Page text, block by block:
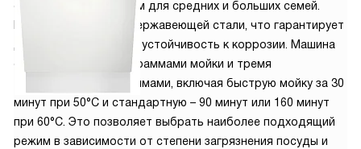
оптимальным выбором для средних и больших семей.
Корпус выполнен из нержавеющей стали, что гарантирует
долгий срок службы и устойчивость к коррозии. Машина
оснащена пятью программами мойки и тремя
температурными режимами, включая быструю мойку за 30
минут при 50°C и стандартную – 90 минут или 160 минут
при 60°C. Это позволяет выбрать наиболее подходящий
режим в зависимости от степени загрязнения посуды и